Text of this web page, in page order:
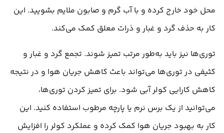
محل خود خارج کرده و با آب گرم و صابون ملایم بشویید. این
کار به حذف گرد و غبار و ذرات معلق کمک می‌کند.
توری‌ها نیز باید به‌طور مرتب تمیز شوند. تجمع گرد و غبار و
کثیفی در توری‌ها می‌تواند باعث کاهش جریان هوا و در نتیجه
کاهش کارایی کولر آبی شود. برای تمیز کردن توری‌ها،
می‌توانید از یک برس نرم یا پارچه مرطوب استفاده کنید. این
کار به بهبود جریان هوا کمک کرده و عملکرد کولر را افزایش